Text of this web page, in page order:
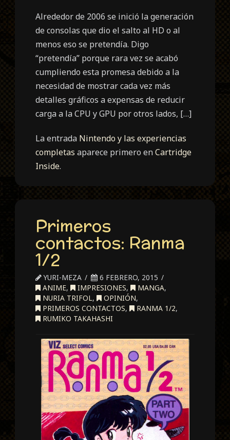
Alrededor de 2006 se inició la generación
de consolas que dio el salto al HD o al
menos eso se pretendía. Digo
“pretendía” porque rara vez se acabó
cumpliendo esta promesa debido a la
necesidad de mostrar cada vez más
detalles gráficos a expensas de reducir
carga a la CPU y GPU por otros lados, […]
La entrada Nintendo y las experiencias
completas aparece primero enCartridge
Inside.
Primeros
contactos: Ranma
1/2
YURI-MEZA
6 FEBRERO, 2015
ANIME, IMPRESIONES, MANGA,
NURIA TRIFOL, OPINIÓN,
PRIMEROS CONTACTOS, RANMA 1/2,
RUMIKO TAKAHASHI